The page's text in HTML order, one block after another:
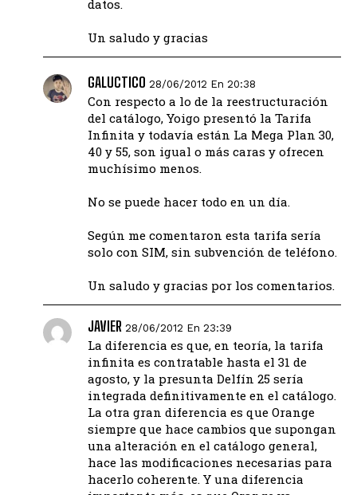
datos.
Un saludo y gracias
GALUCTICO 28/06/2012 En 20:38
Con respecto a lo de la reestructuración
del catálogo, Yoigo presentó la Tarifa
Infinita y todavía están La Mega Plan 30,
40 y 55, son igual o más caras y ofrecen
muchísimo menos.
No se puede hacer todo en un día.
Según me comentaron esta tarifa sería
solo con SIM, sin subvención de teléfono.
Un saludo y gracias por los comentarios.
JAVIER 28/06/2012 En 23:39
La diferencia es que, en teoría, la tarifa
infinita es contratable hasta el 31 de
agosto, y la presunta Delfín 25 sería
integrada definitivamente en el catálogo.
La otra gran diferencia es que Orange
siempre que hace cambios que supongan
una alteración en el catálogo general,
hace las modificaciones necesarias para
hacerlo coherente. Y una diferencia